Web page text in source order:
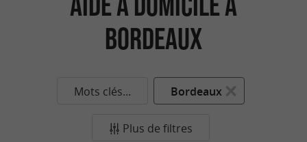
Bordeaux
Mots clés... Bordeaux
Plus de filtres